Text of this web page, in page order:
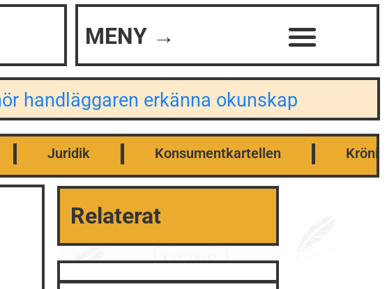
MENY →
handläggaren erkänna okunskap
Juridik Konsumentkartellen
Relaterat